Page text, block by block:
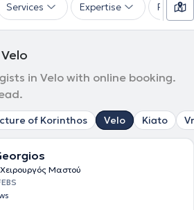
Services Expertise
in Velo with online booking.
of Korinthos Velo Kiato
Μαστού